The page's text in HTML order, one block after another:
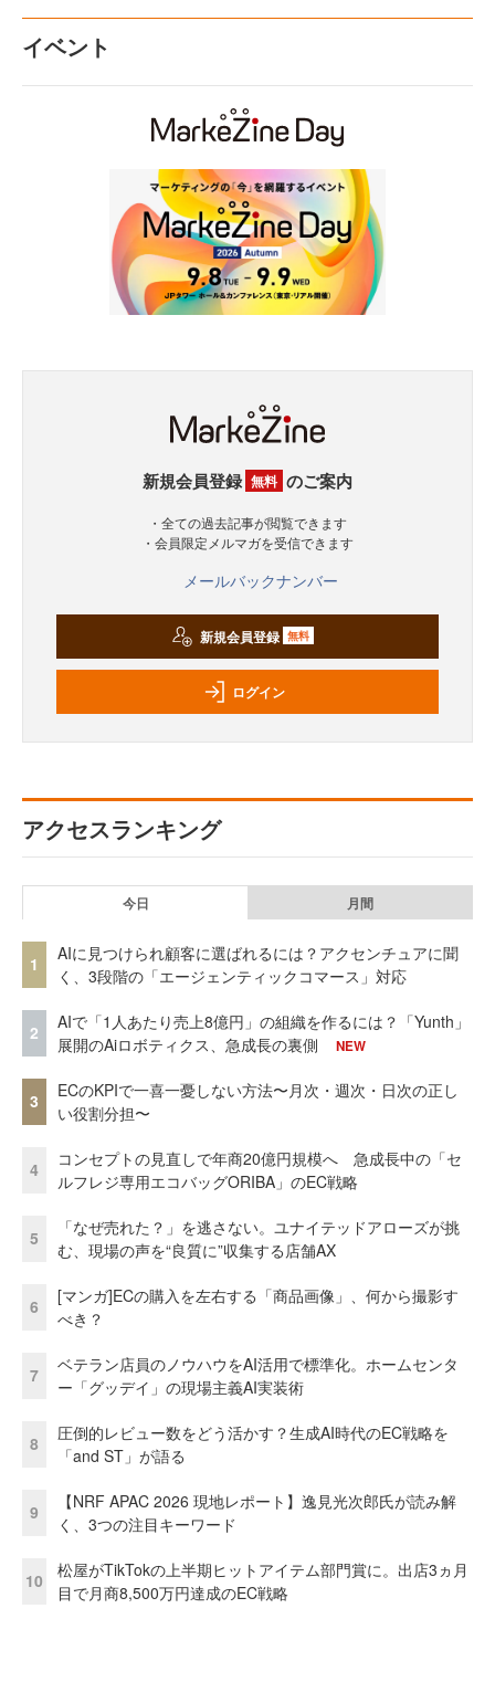
イベント
新規会員登録 無料 のご案内
・全ての過去記事が閲覧できます
・会員限定メルマガを受信できます
メールバックナンバー
新規会員登録 無料
ログイン
アクセスランキング
今日 月間
1
AIに見つけられ顧客に選ばれるには？アクセンチュアに聞
く、3段階の「エージェンティックコマース」対応
2
AIで「1人あたり売上8億円」の組織を作るには？「Yunth」
展開のAiロボティクス、急成長の裏側
NEW
3
ECのKPIで一喜一憂しない方法〜月次・週次・日次の正し
い役割分担〜
4
コンセプトの見直しで年商20億円規模へ 急成長中の「セ
ルフレジ専用エコバッグORIBA」のEC戦略
5
「なぜ売れた？」を逃さない。ユナイテッドアローズが挑
む、現場の声を“良質に”収集する店舗AX
6
[マンガ]ECの購入を左右する「商品画像」、何から撮影す
べき？
7
ベテラン店員のノウハウをAI活用で標準化。ホームセンタ
ー「グッデイ」の現場主義AI実装術
8
圧倒的レビュー数をどう活かす？生成AI時代のEC戦略を
「and ST」が語る
9
【NRF APAC 2026 現地レポート】逸見光次郎氏が読み解
く、3つの注目キーワード
10
松屋がTikTokの上半期ヒットアイテム部門賞に。出店3ヵ月
目で月商8,500万円達成のEC戦略